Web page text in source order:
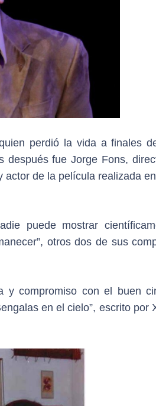
perdió la vida a finales
después fue Jorge Fons,
de la película realizada
puede mostrar
otros dos de sus
compromiso con el buen
en el cielo”, escrito por